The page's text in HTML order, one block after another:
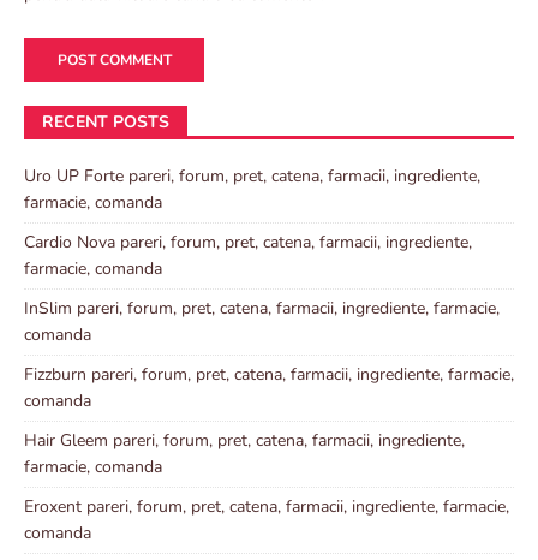
RECENT POSTS
Uro UP Forte pareri, forum, pret, catena, farmacii, ingrediente,
farmacie, comanda
Cardio Nova pareri, forum, pret, catena, farmacii, ingrediente,
farmacie, comanda
InSlim pareri, forum, pret, catena, farmacii, ingrediente, farmacie,
comanda
Fizzburn pareri, forum, pret, catena, farmacii, ingrediente, farmacie,
comanda
Hair Gleem pareri, forum, pret, catena, farmacii, ingrediente,
farmacie, comanda
Eroxent pareri, forum, pret, catena, farmacii, ingrediente, farmacie,
comanda